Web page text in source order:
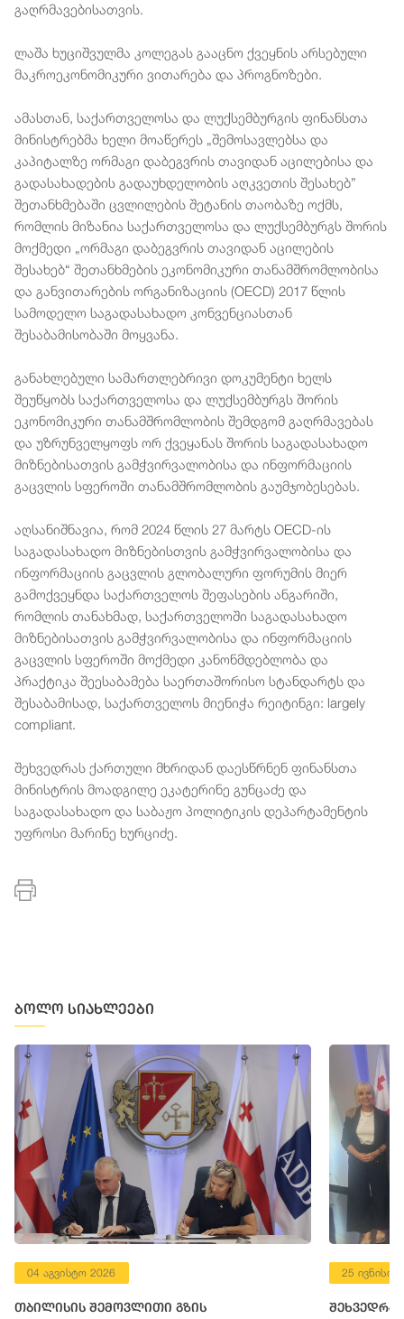
გაღრმავებისათვის.
ლაშა ხუციშვულმა კოლეგას გააცნო ქვეყნის არსებული
მაკროეკონომიკური ვითარება და პროგნოზები.
ამასთან, საქართველოსა და ლუქსემბურგის ფინანსთა
მინისტრებმა ხელი მოაწერეს „შემოსავლებსა და
კაპიტალზე ორმაგი დაბეგვრის თავიდან აცილებისა და
გადასახადების გადაუხდელობის აღკვეთის შესახებ”
შეთანხმებაში ცვლილების შეტანის თაობაზე ოქმს,
რომლის მიზანია საქართველოსა და ლუქსემბურგს შორის
მოქმედი „ორმაგი დაბეგვრის თავიდან აცილების
შესახებ“ შეთანხმების ეკონომიკური თანამშრომლობისა
და განვითარების ორგანიზაციის (OECD) 2017 წლის
სამოდელო საგადასახადო კონვენციასთან
შესაბამისობაში მოყვანა.
განახლებული სამართლებრივი დოკუმენტი ხელს
შეუწყობს საქართველოსა და ლუქსემბურგს შორის
ეკონომიკური თანამშრომლობის შემდგომ გაღრმავებას
და უზრუნველყოფს ორ ქვეყანას შორის საგადასახადო
მიზნებისათვის გამჭვირვალობისა და ინფორმაციის
გაცვლის სფეროში თანამშრომლობის გაუმჯობესებას.
აღსანიშნავია, რომ 2024 წლის 27 მარტს OECD-ის
საგადასახადო მიზნებისთვის გამჭვირვალობისა და
ინფორმაციის გაცვლის გლობალური ფორუმის მიერ
გამოქვეყნდა საქართველოს შეფასების ანგარიში,
რომლის თანახმად, საქართველოში საგადასახადო
მიზნებისათვის გამჭვირვალობისა და ინფორმაციის
გაცვლის სფეროში მოქმედი კანონმდებლობა და
პრაქტიკა შეესაბამება საერთაშორისო სტანდარტს და
შესაბამისად, საქართველოს მიენიჭა რეიტინგი: largely
compliant.
შეხვედრას ქართული მხრიდან დაესწრნენ ფინანსთა
მინისტრის მოადგილე ეკატერინე გუნცაძე და
საგადასახადო და საბაჟო პოლიტიკის დეპარტამენტის
უფროსი მარინე ხურციძე.
ბოლო სიახლეები
04 აგვისტო 2026
თბილისის შემოვლითი გზის
25 ივნისი
შეხვედრა